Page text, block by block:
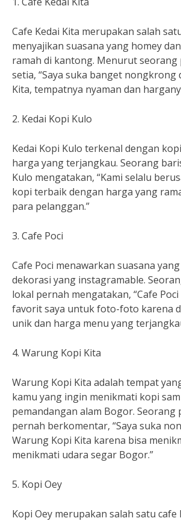
Cafe Kedai Kita merupakan salah
menyajikan suasana yang homey
ramah di kantong. Menurut
setia, “Saya suka banget nongkrong
Kita, tempatnya nyaman dan
2. Kedai Kopi Kulo
Kedai Kopi Kulo terkenal dengan
harga yang terjangkau. Seorang
Kulo mengatakan, “Kami selalu
kopi terbaik dengan harga yang
para pelanggan.”
3. Cafe Poci
Cafe Poci menawarkan suasana
dekorasi yang instagramable.
lokal pernah mengatakan, “Cafe
favorit saya untuk foto-foto karena
unik dan harga menu yang
4. Warung Kopi Kita
Warung Kopi Kita adalah tempat
kamu yang ingin menikmati kopi
pemandangan alam Bogor. Seorang
pernah berkomentar, “Saya suka
Warung Kopi Kita karena bisa
menikmati udara segar Bogor.”
5. Kopi Oey
Kopi Oey merupakan salah satu cafe